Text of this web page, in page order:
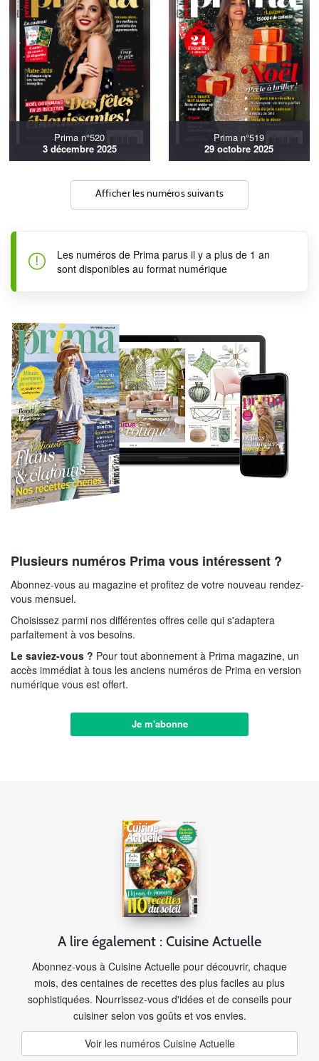
Prima n°520
3 décembre 2025
Prima n°519
29 octobre 2025
Afficher les numéros suivants
Les numéros de Prima parus il y a plus de 1 an
sont disponibles au format numérique
Plusieurs numéros Prima vous intéressent ?
Abonnez-vous au magazine et profitez de votre nouveau rendez-
vous mensuel.
Choisissez parmi nos différentes offres celle qui s'adaptera
parfaitement à vos besoins.
Le saviez-vous ? Pour tout abonnement à Prima magazine, un
accès immédiat à tous les anciens numéros de Prima en version
numérique vous est offert.
Je m'abonne
A lire également : Cuisine Actuelle
Abonnez-vous à Cuisine Actuelle pour découvrir, chaque
mois, des centaines de recettes des plus faciles au plus
sophistiquées. Nourrissez-vous d'idées et de conseils pour
cuisiner selon vos goûts et vos envies.
Voir les numéros Cuisine Actuelle